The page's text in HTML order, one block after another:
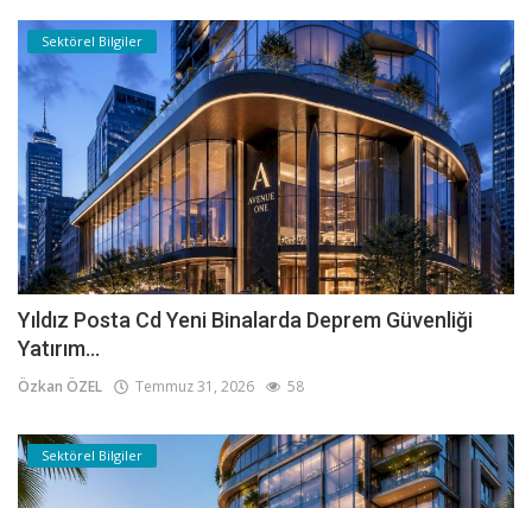
Sektörel Bilgiler
Yıldız Posta Cd Yeni Binalarda Deprem Güvenliği
Yatırım...
Özkan ÖZEL Temmuz 31, 2026 58
Sektörel Bilgiler